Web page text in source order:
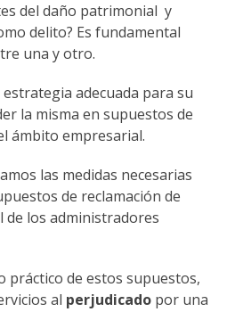
del daño patrimonial y
delito? Es fundamental
una y otro.
adecuada para su
la misma en supuestos de
ámbito empresarial.
las medidas necesarias
de reclamación de
de los administradores
práctico de estos supuestos,
al perjudicado por una